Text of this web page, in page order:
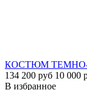
КОСТЮМ
134 200 руб 10 000
В избранное